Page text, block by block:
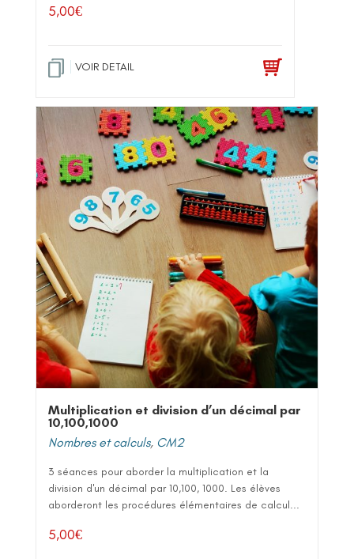
5,00€
VOIR DETAIL
Multiplication et division d’un décimal par
10,100,1000
Nombres et calculs, CM2
3 séances pour aborder la multiplication et la
division d'un décimal par 10,100, 1000. Les élèves
aborderont les procédures élémentaires de calcul...
5,00€